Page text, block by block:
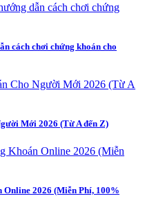
cách chơi chứng khoán cho
Mới 2026 (Từ A đến Z)
2026 (Miễn Phí, 100%